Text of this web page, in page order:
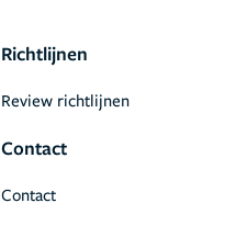
Richtlijnen
Review richtlijnen
Contact
Contact